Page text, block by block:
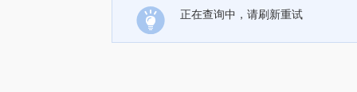
正在查询中，请刷新重试